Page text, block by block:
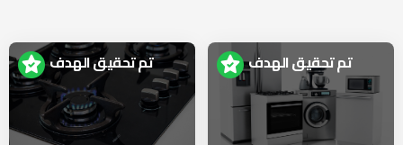
تم تحقيق الهدف تم تحقيق الهدف